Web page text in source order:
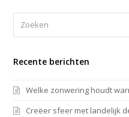
Recente berichten
Welke zonwering houdt
Creëer sfeer met landelijk